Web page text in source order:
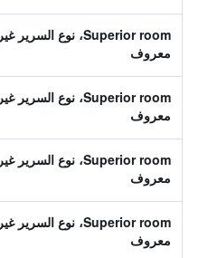
Superior room، نوع السرير غير
معروف
Superior room، نوع السرير غير
معروف
Superior room، نوع السرير غير
معروف
Superior room، نوع السرير غير
معروف